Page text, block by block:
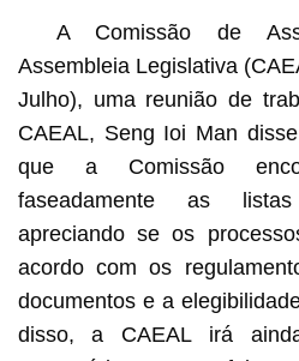
A Comissão de
Assembleia Legislativa
Julho), uma reunião de
CAEAL, Seng Ioi Man
que a Comissão
faseadamente as
apreciando se os
acordo com os
documentos e a
disso, a CAEAL irá